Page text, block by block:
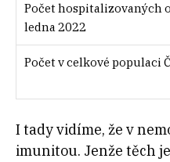
Počet hospitalizovaných
ledna 2022
Počet v celkové populaci
I tady vidíme, že v
imunitou. Jenže těch